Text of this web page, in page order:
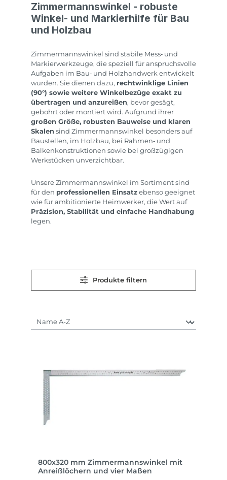
Zimmermannswinkel - robuste
Winkel‑ und Markierhilfe für Bau
und Holzbau
Zimmermannswinkel sind stabile Mess‑ und
Markierwerkzeuge, die speziell für anspruchsvolle
Aufgaben im Bau‑ und Holzhandwerk entwickelt
wurden. Sie dienen dazu, rechtwinklige Linien
(90°) sowie weitere Winkelbezüge exakt zu
übertragen und anzureißen, bevor gesägt,
gebohrt oder montiert wird. Aufgrund ihrer
großen Größe, robusten Bauweise und klaren
Skalen sind Zimmermannswinkel besonders auf
Baustellen, im Holzbau, bei Rahmen‑ und
Balkenkonstruktionen sowie bei großzügigen
Werkstücken unverzichtbar.
Unsere Zimmermannswinkel im Sortiment sind
für den professionellen Einsatz ebenso geeignet
wie für ambitionierte Heimwerker, die Wert auf
Präzision, Stabilität und einfache Handhabung
legen.
Produkte filtern
800x320 mm Zimmermannswinkel mit
Anreißlöchern und vier Maßen